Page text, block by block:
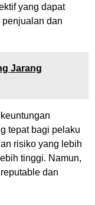
yang dapat
penjualan dan
Jarang
tepat bagi pelaku
risiko yang lebih
tinggi. Namun,
dan